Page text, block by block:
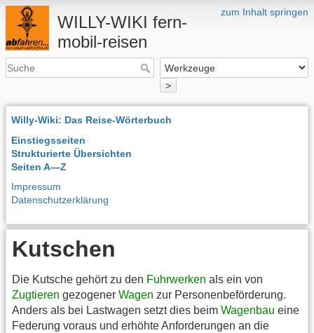
zum Inhalt springen
WILLY-WIKI fern-
mobil-reisen
>
Willy-Wiki: Das Reise-Wörterbuch
Einstiegsseiten
Strukturierte Übersichten
Seiten A—Z
Impressum
Datenschutzerklärung
Kutschen
Die Kutsche gehört zu den Fuhrwerken als ein von
Zugtieren gezogener Wagen zur Personenbeförderung.
Anders als bei Lastwagen setzt dies beim Wagenbau eine
Federung voraus und erhöhte Anforderungen an die